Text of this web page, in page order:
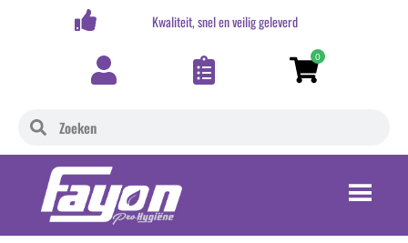
Kwaliteit, snel en veilig geleverd
0